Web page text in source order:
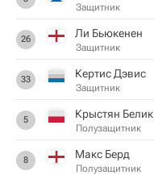
Защитник
26 Ли Бьюкенен
Защитник
33 Кертис Дэвис
Защитник
5 Крыстян Белик
Полузащитник
8 Макс Берд
Полузащитник